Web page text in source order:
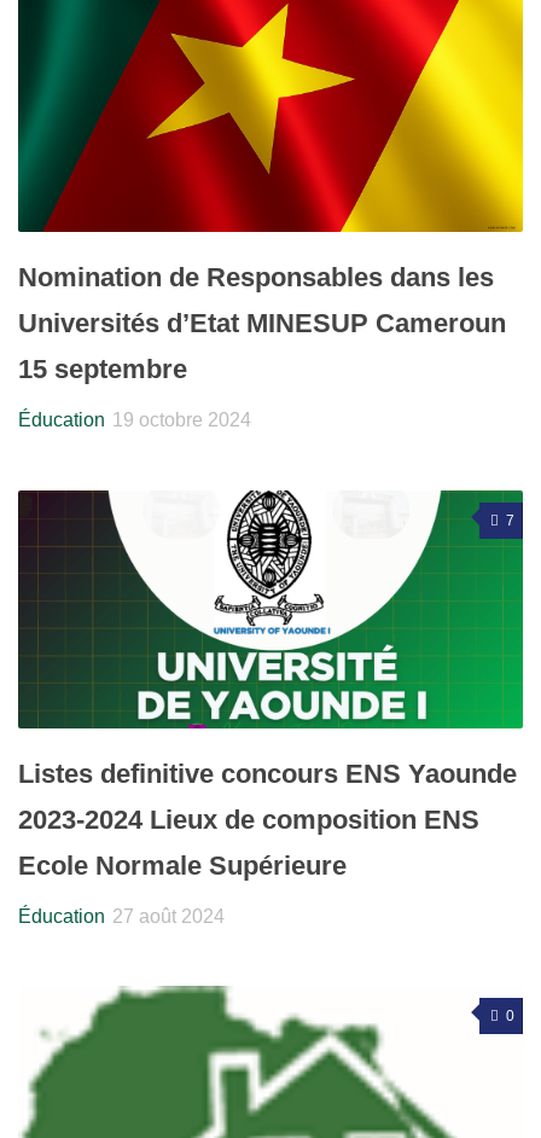
Nomination de Responsables dans les
Universités d’Etat MINESUP Cameroun
15 septembre
Éducation 19 octobre 2024
7
Listes definitive concours ENS Yaounde
2023-2024 Lieux de composition ENS
Ecole Normale Supérieure
Éducation 27 août 2024
0